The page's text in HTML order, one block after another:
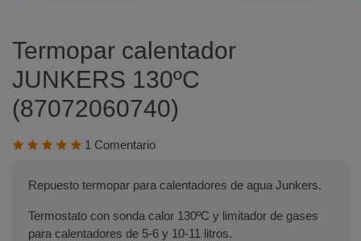
Termopar calentador
JUNKERS 130ºC
(87072060740)
1 Comentario
Repuesto termopar para calentadores de agua Junkers.
Termostato con sonda calor 130ºC y limitador de gases
para calentadores de 5-6 y 10-11 litros.